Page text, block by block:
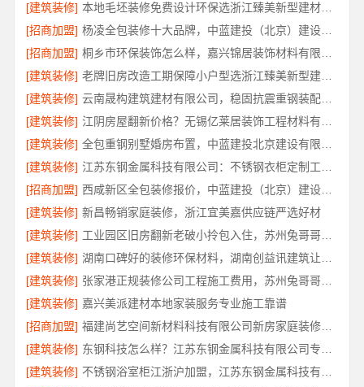
[建筑装修]
本地毛坯装修免费设计环保选浙江臻美新型建材有限公司
[招商加盟]
杨凌全包装修十大品牌，中蓝建投（北京）建设有限公司武功分公司值得选择
[招商加盟]
[建筑装修]
老牌旧房改造工期保障小户型选浙江臻美新型建材有限公司
[建筑装修]
[建筑装修]
[建筑装修]
[建筑装修]
[招商加盟]
西咸新区全包装修报价，中蓝建投（北京）建设有限公司武功分公司透明清晰
[建筑装修] 新昌畅销家庭装修，浙江宜美嘉供应链严选好材
[建筑装修]
工业园区旧房翻新老破小拎包入住，苏州兔哥哥智装焕新
[建筑装修]
[建筑装修]
张家港正规装修公司工程施工费用，苏州兔哥哥智装透明报价
[建筑装修] 嘉兴美派建材本地家装服务专业施工靠谱
[招商加盟]
福建尚艺空间新材料科技有限公司新房家庭装修上门量房整体落地
[建筑装修]
[建筑装修]